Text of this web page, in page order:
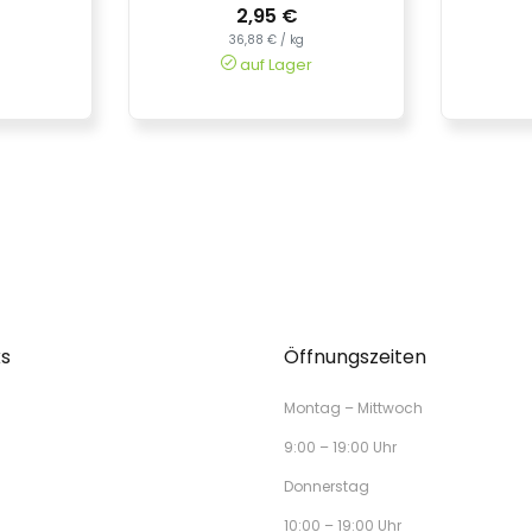
2,95 €
36,88 € / kg
auf Lager
Öffnungszeiten
Montag – Mittwoch
9:00 – 19:00 Uhr
Donnerstag
10:00 – 19:00 Uhr